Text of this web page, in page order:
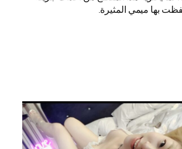
بها ميمي المثيرة.